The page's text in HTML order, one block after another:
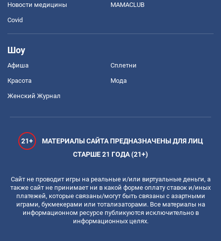
Новости медицины MAMACLUB
Covid
Шоу
Афиша Сплетни
Красота Мода
Женский Журнал
21+
МАТЕРИАЛЫ САЙТА ПРЕДНАЗНАЧЕНЫ ДЛЯ ЛИЦ
СТАРШЕ 21 ГОДА (21+)
Сайт не проводит игры на реальные и/или виртуальные деньги, а
также сайт не принимает ни в какой форме оплату ставок и/иных
платежей, которые связаны/могут быть связаны с азартными
играми, букмекерами или тотализаторами. Все материалы на
информационном ресурсе публикуются исключительно в
информационных целях.